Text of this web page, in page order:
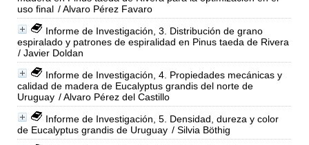
uso final / Alvaro Pérez Favaro
Informe de Investigación, 3. Distribución de grano
espiralado y patrones de espiralidad en Pinus taeda de Rivera
/ Javier Doldan
Informe de Investigación, 4. Propiedades mecánicas y
calidad de madera de Eucalyptus grandis del norte de
Uruguay / Alvaro Pérez del Castillo
Informe de Investigación, 5. Densidad, dureza y color
de Eucalyptus grandis de Uruguay / Silvia Böthig